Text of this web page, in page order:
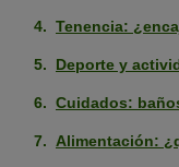
Tenencia:
Deporte y
Cuidados:
Alimentación: